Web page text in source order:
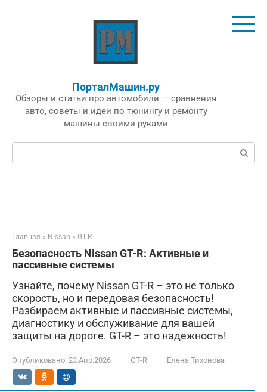
ПорталМашин.ру
Обзоры и статьи про автомобили — сравнения
авто, советы и идеи по тюнингу и ремонту
машины своими руками
Поиск:
Главная » Nissan » GT-R
Безопасность Nissan GT-R: Активные и
пассивные системы
Узнайте, почему Nissan GT-R – это не только
скорость, но и передовая безопасность!
Разбираем активные и пассивные системы,
диагностику и обслуживание для вашей
защиты на дороге. GT-R – это надежность!
Опубликовано: 23.Апр.2026 GT-R Елена Тихонова